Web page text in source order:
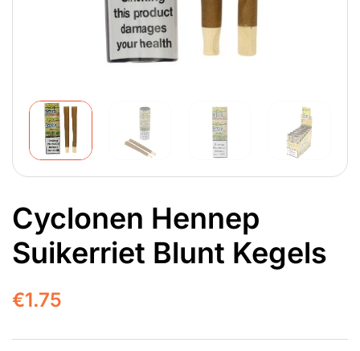
Cyclonen Hennep
Suikerriet Blunt Kegels
€1.75